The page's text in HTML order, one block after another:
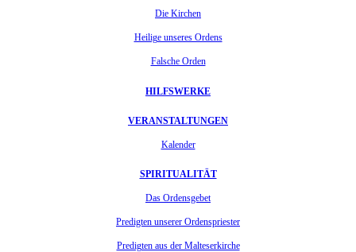
Die Kirchen
Heilige unseres Ordens
Falsche Orden
HILFSWERKE
VERANSTALTUNGEN
Kalender
SPIRITUALITÄT
Das Ordensgebet
Predigten unserer Ordenspriester
Predigten aus der Malteserkirche